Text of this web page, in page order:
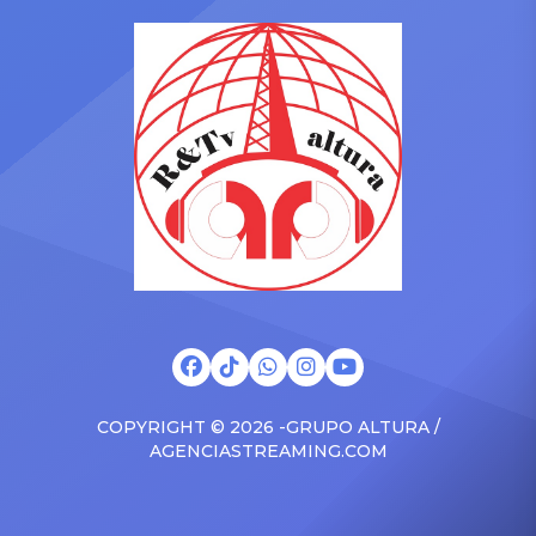
sus tres hijos. Aunque en
varias ocasiones ambas
protagonizaron
enfrentamientos
mediáticos, esta vez la
artista dejó de lado las
diferencias y priorizó el
bienestar de los menores.
Te puede interesar ¿Nuevo
imágenes difundidas por el
espacio televisivo
mostraron a la integrante
de Esto es guerra
ingresando al
departamento del modelo
venezolano durante la
noche y […]
COPYRIGHT © 2026 -GRUPO ALTURA /
AGENCIASTREAMING.COM